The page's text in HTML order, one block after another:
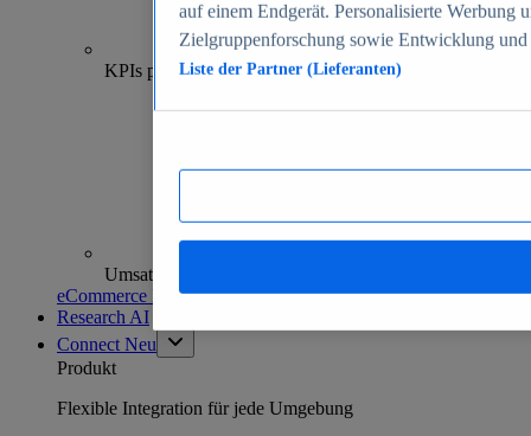
70+
KPIs pro Shop
Umsatzanalysen und -prognosen
eCommerce Insights entdecken
Research AI
Connect Neu
Produkt
Flexible Integration für jede Umgebung
auf einem Endgerät. Personalisierte Werbung
Zielgruppenforschung sowie Entwicklung
Liste der Partner (Lieferanten)